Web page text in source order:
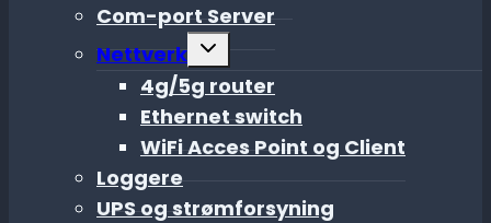
Com-port Server
Nettverk
Toggle
4g/5g router
Ethernet switch
WiFi Acces Point og Client
Loggere
UPS og strømforsyning